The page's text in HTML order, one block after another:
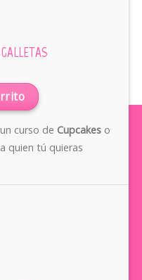
curso de Cupcakeso
quien tú quieras